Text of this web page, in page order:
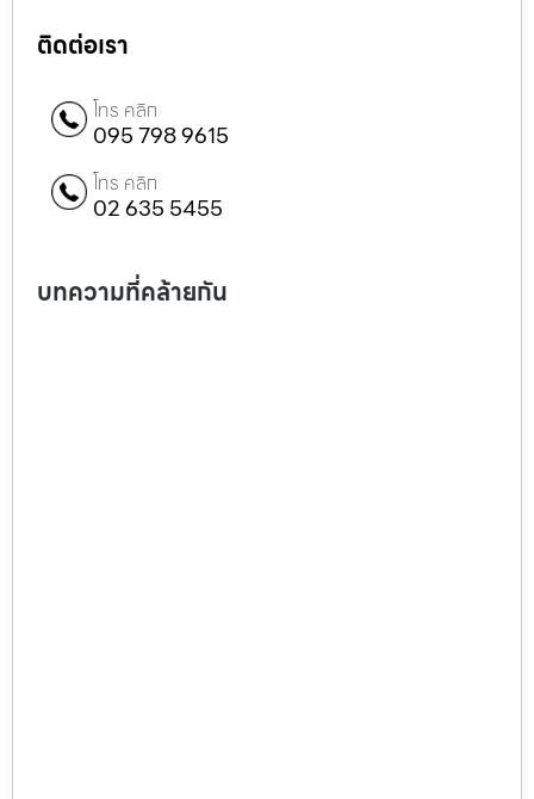
ติดต่อเรา
โทร คลิก
095 798 9615
โทร คลิก
02 635 5455
บทความที่คล้ายกัน